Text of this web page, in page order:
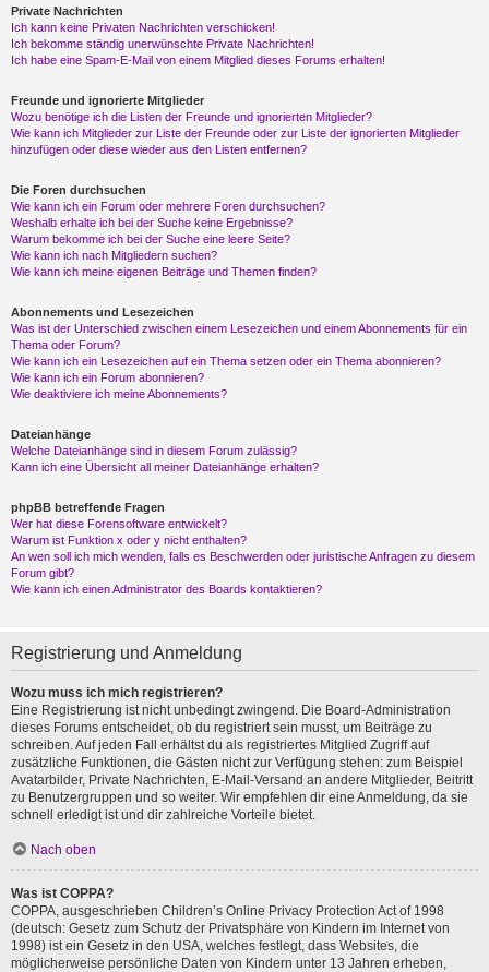
Private Nachrichten
Ich kann keine Privaten Nachrichten verschicken!
Ich bekomme ständig unerwünschte Private Nachrichten!
Ich habe eine Spam-E-Mail von einem Mitglied dieses Forums erhalten!
Freunde und ignorierte Mitglieder
Wozu benötige ich die Listen der Freunde und ignorierten Mitglieder?
Wie kann ich Mitglieder zur Liste der Freunde oder zur Liste der ignorierten Mitglieder
hinzufügen oder diese wieder aus den Listen entfernen?
Die Foren durchsuchen
Wie kann ich ein Forum oder mehrere Foren durchsuchen?
Weshalb erhalte ich bei der Suche keine Ergebnisse?
Warum bekomme ich bei der Suche eine leere Seite?
Wie kann ich nach Mitgliedern suchen?
Wie kann ich meine eigenen Beiträge und Themen finden?
Abonnements und Lesezeichen
Was ist der Unterschied zwischen einem Lesezeichen und einem Abonnements für ein
Thema oder Forum?
Wie kann ich ein Lesezeichen auf ein Thema setzen oder ein Thema abonnieren?
Wie kann ich ein Forum abonnieren?
Wie deaktiviere ich meine Abonnements?
Dateianhänge
Welche Dateianhänge sind in diesem Forum zulässig?
Kann ich eine Übersicht all meiner Dateianhänge erhalten?
phpBB betreffende Fragen
Wer hat diese Forensoftware entwickelt?
Warum ist Funktion x oder y nicht enthalten?
An wen soll ich mich wenden, falls es Beschwerden oder juristische Anfragen zu diesem
Forum gibt?
Wie kann ich einen Administrator des Boards kontaktieren?
Registrierung und Anmeldung
Wozu muss ich mich registrieren?
Eine Registrierung ist nicht unbedingt zwingend. Die Board-Administration
dieses Forums entscheidet, ob du registriert sein musst, um Beiträge zu
schreiben. Auf jeden Fall erhältst du als registriertes Mitglied Zugriff auf
zusätzliche Funktionen, die Gästen nicht zur Verfügung stehen: zum Beispiel
Avatarbilder, Private Nachrichten, E-Mail-Versand an andere Mitglieder, Beitritt
zu Benutzergruppen und so weiter. Wir empfehlen dir eine Anmeldung, da sie
schnell erledigt ist und dir zahlreiche Vorteile bietet.
Nach oben
Was ist COPPA?
COPPA, ausgeschrieben Children’s Online Privacy Protection Act of 1998
(deutsch: Gesetz zum Schutz der Privatsphäre von Kindern im Internet von
1998) ist ein Gesetz in den USA, welches festlegt, dass Websites, die
möglicherweise persönliche Daten von Kindern unter 13 Jahren erheben,